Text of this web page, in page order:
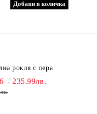
рокля с пера
235.99лв.